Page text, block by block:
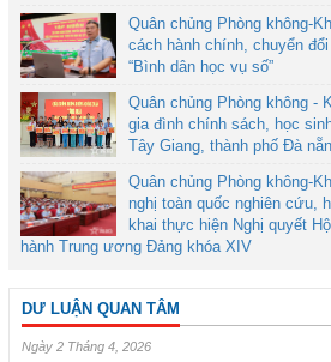
Quân chủng Phòng không-
cách hành chính, chuyển
“Bình dân học vụ số”
Quân chủng Phòng không -
gia đình chính sách, học
Tây Giang, thành phố Đà
Quân chủng Phòng không-
nghị toàn quốc nghiên cứu,
khai thực hiện Nghị quyết
hành Trung ương Đảng khóa XIV
DƯ LUẬN QUAN TÂM
Ngày 2 Tháng 4, 2026